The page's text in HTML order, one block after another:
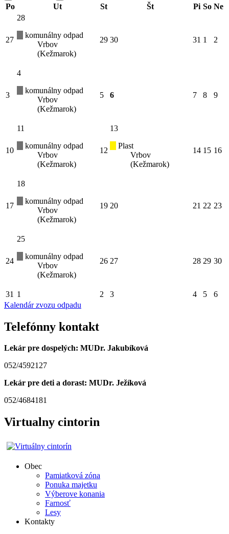
Po
Ut St Št Pi So Ne
27
28
komunálny odpad
Vrbov
(Kežmarok)
29 30 31 1 2
3
4
komunálny odpad
Vrbov
(Kežmarok)
5 6 7 8 9
10
11
komunálny odpad
Vrbov
(Kežmarok)
12
13
Plast
Vrbov
(Kežmarok)
14 15 16
17
18
komunálny odpad
Vrbov
(Kežmarok)
19 20 21 22 23
24
25
komunálny odpad
Vrbov
(Kežmarok)
26 27 28 29 30
31 1 2 3 4 5
6
Kalendár zvozu odpadu
Telefónny kontakt
Lekár pre dospelých: MUDr. Jakubíková
052/4592127
Lekár pre deti a dorast: MUDr. Ježíková
052/4684181
Virtualny cintorin
Obec
Pamiatková zóna
Ponuka majetku
Výberove konania
Farnosť
Lesy
Kontakty